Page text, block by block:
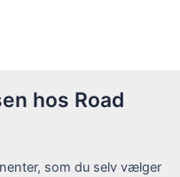
hos Road
som du selv vælger